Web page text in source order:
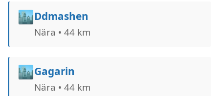
🏙️Ddmashen
Nära • 44 km
🏙️Gagarin
Nära • 44 km